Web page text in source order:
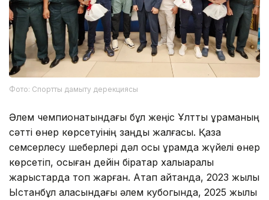
Фото: Спортты дамыту дерекциясы
Әлем чемпионатындағы бұл жеңіс Ұлттық құраманың
сәтті өнер көрсетуінің заңды жалғасы. Қазақ
семсерлесу шеберлері дәл осы құрамда жүйелі өнер
көрсетіп, осыған дейін бірқатар халықаралық
жарыстарда топ жарған. Атап айтқанда, 2023 жылы
Ыстанбұл қаласындағы әлем кубогында, 2025 жылы